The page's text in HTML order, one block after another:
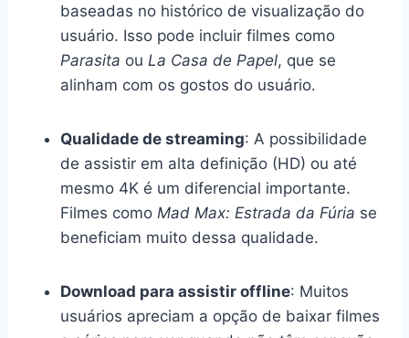
baseadas no histórico de visualização do
usuário. Isso pode incluir filmes como
Parasita ou La Casa de Papel, que se
alinham com os gostos do usuário.
Qualidade de streaming: A possibilidade
de assistir em alta definição (HD) ou até
mesmo 4K é um diferencial importante.
Filmes como Mad Max: Estrada da Fúria se
beneficiam muito dessa qualidade.
Download para assistir offline: Muitos
usuários apreciam a opção de baixar filmes